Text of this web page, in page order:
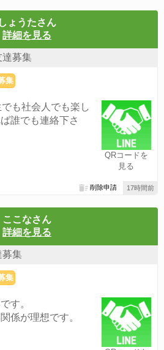
しょうたさん
詳細を見る
達募集
集
QRコードを
見る
も社会人でも楽し
誰でも連絡下さ
17時間前
削除申請
ここなさん
詳細を見る
募集
集
す。
係が理想です。